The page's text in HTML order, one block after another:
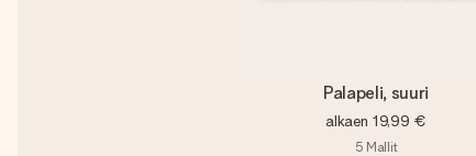
Palapeli, suuri
alkaen 19,99 €
5 Mallit